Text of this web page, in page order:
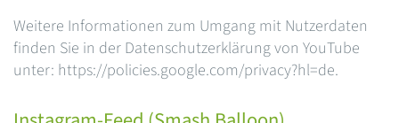
Weitere Informationen zum Umgang mit Nutzerdaten
finden Sie in der Datenschutzerklärung von YouTube
unter: https://policies.google.com/privacy?hl=de.